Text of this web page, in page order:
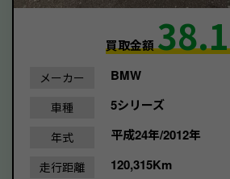
買取金額38.1
メーカー BMW
車種 5シリーズ
年式 平成24年/2012年
走行距離 120,315Km